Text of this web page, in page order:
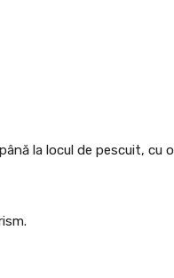
la locul de pescuit, cu o